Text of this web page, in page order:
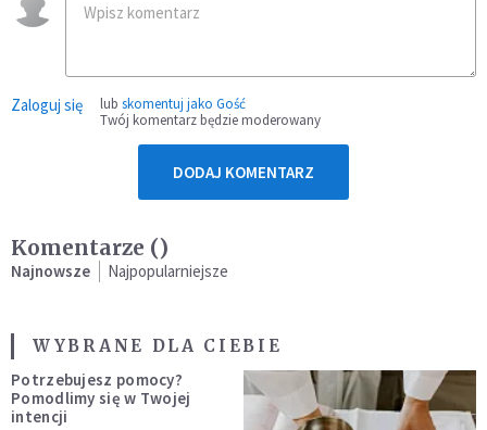
Zaloguj się lub skomentuj jako Gość
Twój komentarz będzie moderowany
DODAJ KOMENTARZ
Komentarze ()
Najnowsze Najpopularniejsze
WYBRANE DLA CIEBIE
Potrzebujesz pomocy?
Pomodlimy się w Twojej
intencji